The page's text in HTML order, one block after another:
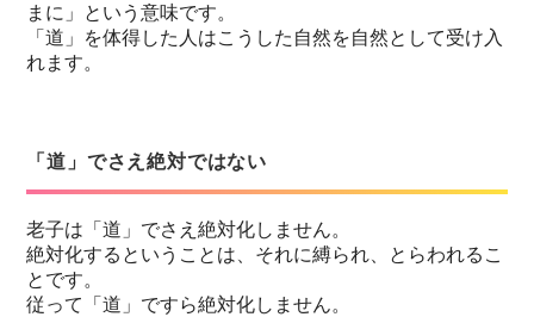
まに」という意味です。
「道」を体得した人はこうした自然を自然として受け入
れます。
「道」でさえ絶対ではない
老子は「道」でさえ絶対化しません。
絶対化するということは、それに縛られ、とらわれるこ
とです。
従って「道」ですら絶対化しません。